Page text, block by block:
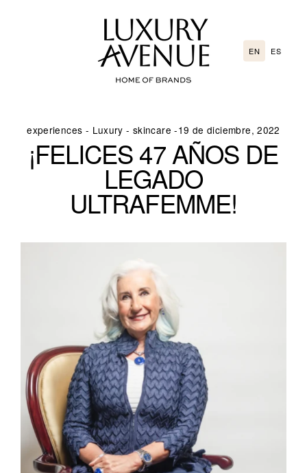
EN ES
experiences - Luxury - skincare -19 de diciembre, 2022
¡FELICES 47 AÑOS DE
LEGADO
ULTRAFEMME!